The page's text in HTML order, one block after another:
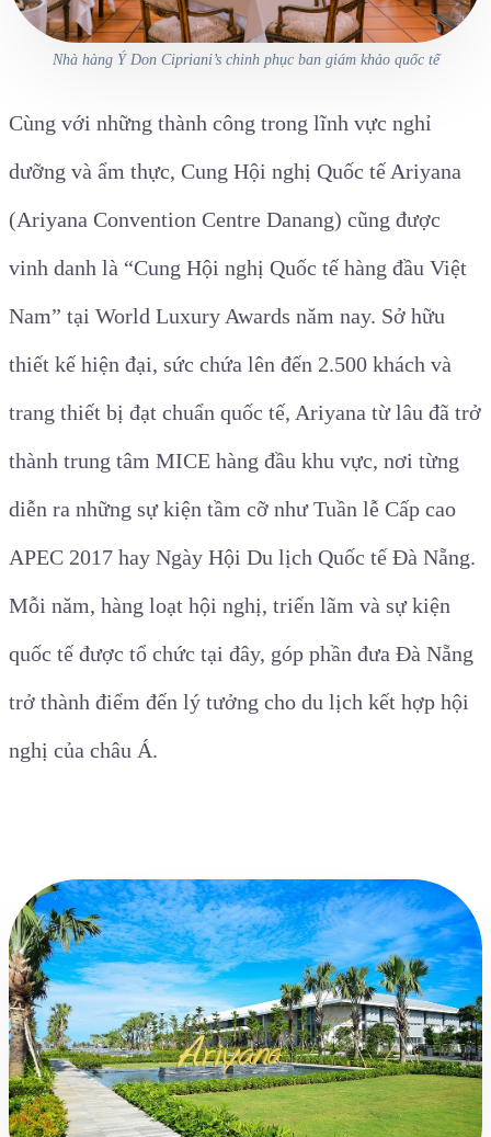
Nhà hàng Ý Don Cipriani’s chinh phục ban giám khảo quốc tế
Cùng với những thành công trong lĩnh vực nghỉ
dưỡng và ẩm thực, Cung Hội nghị Quốc tế Ariyana
(Ariyana Convention Centre Danang) cũng được
vinh danh là “Cung Hội nghị Quốc tế hàng đầu Việt
Nam” tại World Luxury Awards năm nay. Sở hữu
thiết kế hiện đại, sức chứa lên đến 2.500 khách và
trang thiết bị đạt chuẩn quốc tế, Ariyana từ lâu đã trở
thành trung tâm MICE hàng đầu khu vực, nơi từng
diễn ra những sự kiện tầm cỡ như Tuần lễ Cấp cao
APEC 2017 hay Ngày Hội Du lịch Quốc tế Đà Nẵng.
Mỗi năm, hàng loạt hội nghị, triển lãm và sự kiện
quốc tế được tổ chức tại đây, góp phần đưa Đà Nẵng
trở thành điểm đến lý tưởng cho du lịch kết hợp hội
nghị của châu Á.